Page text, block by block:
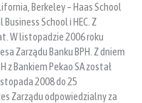
Berkeley – Haas School
School i HEC. Z
W listopadzie 2006 roku
Zarządu Banku BPH. Z dniem
z Bankiem Pekao SA został
2008 do 25
Zarządu odpowiedzialny za